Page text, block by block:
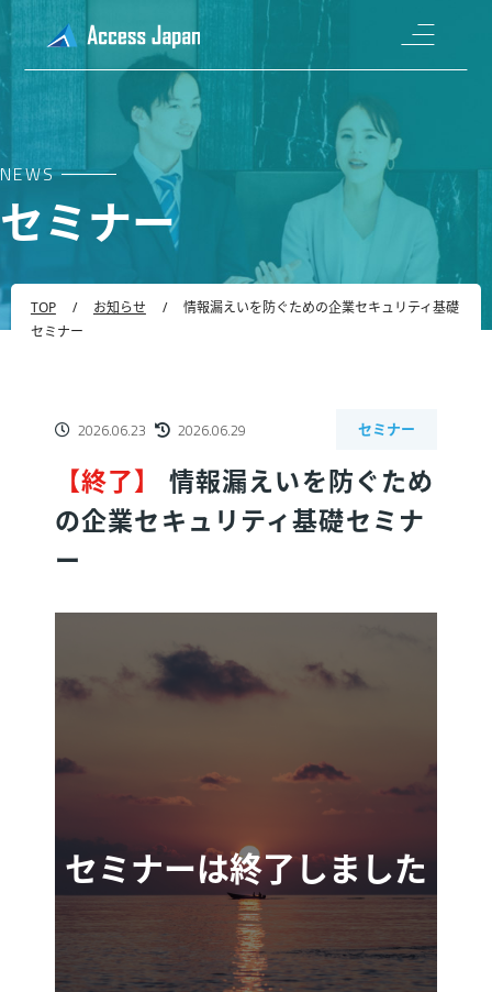
NEWS
セミナー
TOP / お知らせ /
情報漏えいを防ぐための企業セキュリティ基礎
セミナー
2026.06.23 2026.06.29 セミナー
情報漏えいを防ぐため
の企業セキュリティ基礎セミナ
ー